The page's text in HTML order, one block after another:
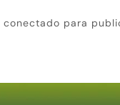
conectado para